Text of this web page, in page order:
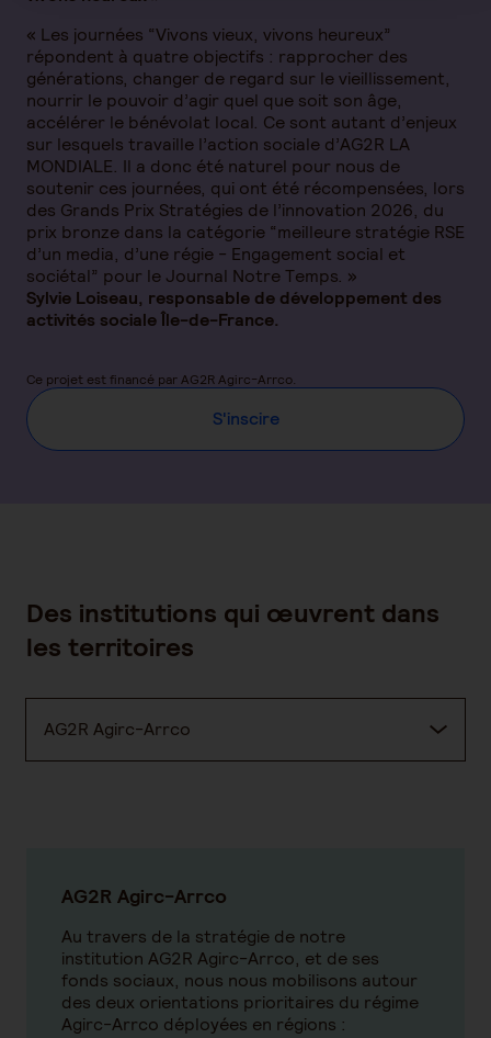
« Les journées “Vivons vieux, vivons heureux”
répondent à quatre objectifs : rapprocher des
générations, changer de regard sur le vieillissement,
nourrir le pouvoir d’agir quel que soit son âge,
accélérer le bénévolat local. Ce sont autant d’enjeux
sur lesquels travaille l’action sociale d’AG2R LA
MONDIALE. Il a donc été naturel pour nous de
soutenir ces journées, qui ont été récompensées, lors
des Grands Prix Stratégies de l’innovation 2026, du
prix bronze dans la catégorie “meilleure stratégie RSE
d’un media, d’une régie - Engagement social et
sociétal” pour le Journal Notre Temps. »
Sylvie Loiseau, responsable de développement des
activités sociale Île-de-France.
Ce projet est financé par AG2R Agirc-Arrco.
S'inscire
Des institutions qui œuvrent dans
les territoires
AG2R Agirc-Arrco
AG2R Agirc-Arrco
Au travers de la stratégie de notre
institution AG2R Agirc-Arrco, et de ses
fonds sociaux, nous nous mobilisons autour
des deux orientations prioritaires du régime
Agirc-Arrco déployées en régions :